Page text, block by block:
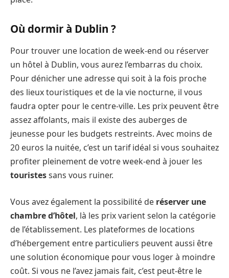
Où dormir à Dublin ?
Pour trouver une location de week-end ou réserver
un hôtel à Dublin, vous aurez l’embarras du choix.
Pour dénicher une adresse qui soit à la fois proche
des lieux touristiques et de la vie nocturne, il vous
faudra opter pour le centre-ville. Les prix peuvent être
assez affolants, mais il existe des auberges de
jeunesse pour les budgets restreints. Avec moins de
20 euros la nuitée, c’est un tarif idéal si vous souhaitez
profiter pleinement de votre week-end à jouer les
touristessans vous ruiner.
Vous avez également la possibilité de réserver une
chambre d’hôtel, là les prix varient selon la catégorie
de l’établissement. Les plateformes de locations
d’hébergement entre particuliers peuvent aussi être
une solution économique pour vous loger à moindre
coût. Si vous ne l’avez jamais fait, c’est peut-être le